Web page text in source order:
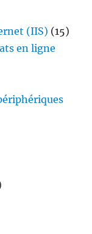
(IIS) (15)
en ligne